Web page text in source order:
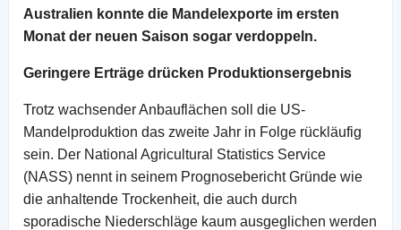
Australien konnte die Mandelexporte im ersten
Monat der neuen Saison sogar verdoppeln.
Geringere Erträge drücken Produktionsergebnis
Trotz wachsender Anbauflächen soll die US-
Mandelproduktion das zweite Jahr in Folge rückläufig
sein. Der National Agricultural Statistics Service
(NASS) nennt in seinem Prognosebericht Gründe wie
die anhaltende Trockenheit, die auch durch
sporadische Niederschläge kaum ausgeglichen werden